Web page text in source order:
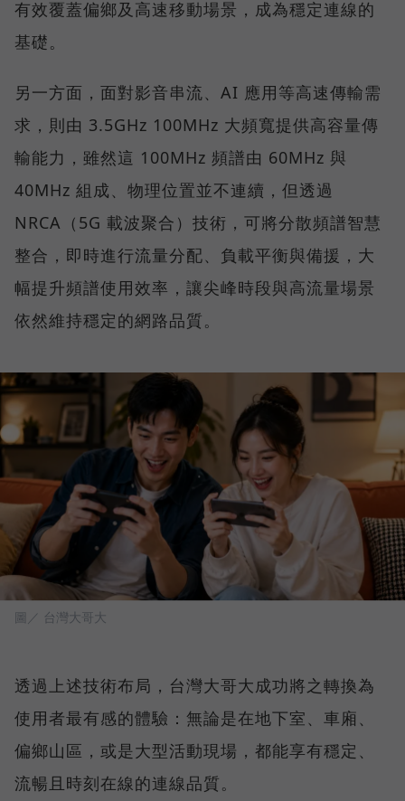
有效覆蓋偏鄉及高速移動場景，成為穩定連線的
基礎。
另一方面，面對影音串流、AI 應用等高速傳輸需
求，則由 3.5GHz 100MHz 大頻寬提供高容量傳
輸能力，雖然這 100MHz 頻譜由 60MHz 與
40MHz 組成、物理位置並不連續，但透過
NRCA（5G 載波聚合）技術，可將分散頻譜智慧
整合，即時進行流量分配、負載平衡與備援，大
幅提升頻譜使用效率，讓尖峰時段與高流量場景
依然維持穩定的網路品質。
圖／ 台灣大哥大
透過上述技術布局，台灣大哥大成功將之轉換為
使用者最有感的體驗：無論是在地下室、車廂、
偏鄉山區，或是大型活動現場，都能享有穩定、
流暢且時刻在線的連線品質。